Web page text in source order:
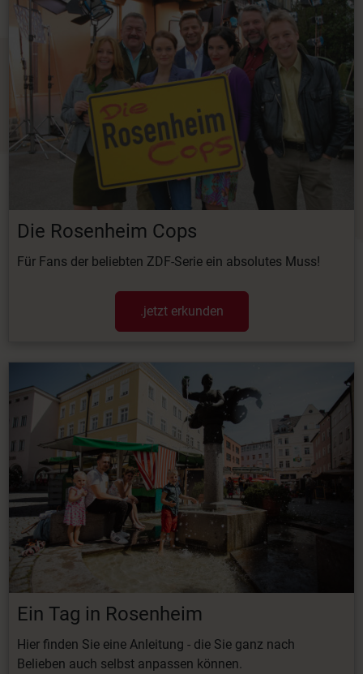
Die Rosenheim Cops
Für Fans der beliebten ZDF-Serie ein absolutes Muss!
.jetzt erkunden
Ein Tag in Rosenheim
Hier finden Sie eine Anleitung - die Sie ganz nach
Belieben auch selbst anpassen können.